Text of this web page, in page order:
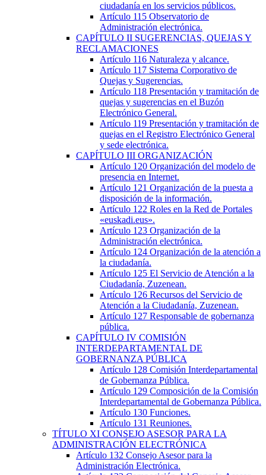
ciudadanía en los servicios públicos.
Artículo 115 Observatorio de
Administración electrónica.
CAPÍTULO II SUGERENCIAS, QUEJAS Y
RECLAMACIONES
Artículo 116 Naturaleza y alcance.
Artículo 117 Sistema Corporativo de
Quejas y Sugerencias.
Artículo 118 Presentación y tramitación de
quejas y sugerencias en el Buzón
Electrónico General.
Artículo 119 Presentación y tramitación de
quejas en el Registro Electrónico General
y sede electrónica.
CAPÍTULO III ORGANIZACIÓN
Artículo 120 Organización del modelo de
presencia en Internet.
Artículo 121 Organización de la puesta a
disposición de la información.
Artículo 122 Roles en la Red de Portales
«euskadi.eus».
Artículo 123 Organización de la
Administración electrónica.
Artículo 124 Organización de la atención a
la ciudadanía.
Artículo 125 El Servicio de Atención a la
Ciudadanía, Zuzenean.
Artículo 126 Recursos del Servicio de
Atención a la Ciudadanía, Zuzenean.
Artículo 127 Responsable de gobernanza
pública.
CAPÍTULO IV COMISIÓN
INTERDEPARTAMENTAL DE
GOBERNANZA PÚBLICA
Artículo 128 Comisión Interdepartamental
de Gobernanza Pública.
Artículo 129 Composición de la Comisión
Interdepartamental de Gobernanza Pública.
Artículo 130 Funciones.
Artículo 131 Reuniones.
TÍTULO XI CONSEJO ASESOR PARA LA
ADMINISTRACIÓN ELECTRÓNICA
Artículo 132 Consejo Asesor para la
Administración Electrónica.